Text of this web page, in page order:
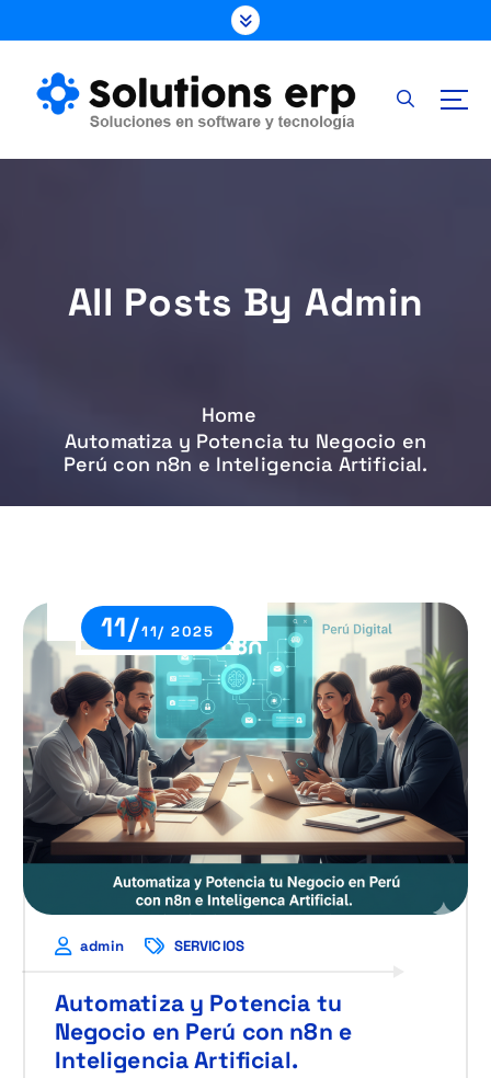
k
c
All Posts By Admin
Home
Automatiza y Potencia tu Negocio en
Perú con n8n e Inteligencia Artificial.
11/11/ 2025
admin SERVICIOS
Automatiza y Potencia tu
Negocio en Perú con n8n e
Inteligencia Artificial.